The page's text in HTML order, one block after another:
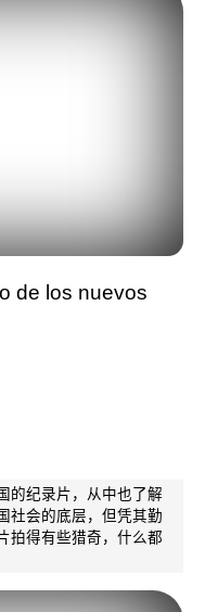
de los nuevos
的纪录片，从中也了解
社会的底层，但凭其勤
拍得有些猎奇，什么都